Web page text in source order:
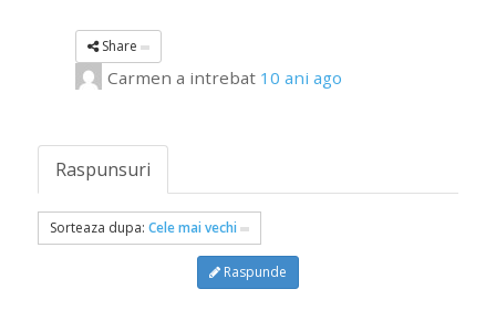
Share
Carmen a intrebat 10 ani ago
Raspunsuri
Sorteaza dupa: Cele mai vechi
Raspunde